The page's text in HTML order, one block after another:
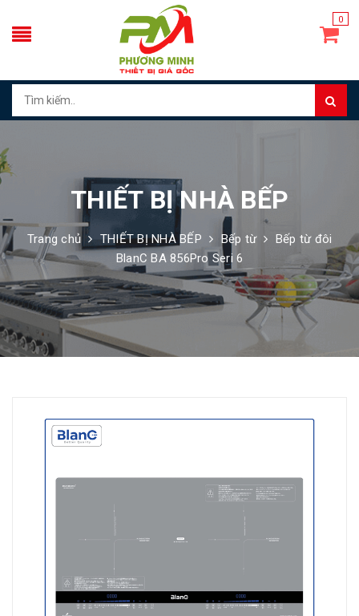
0
THIẾT BỊ NHÀ BẾP
Trang chủ THIẾT BỊ NHÀ BẾP Bếp từ
Bếp từ đôi
BlanC BA 856Pro Seri 6